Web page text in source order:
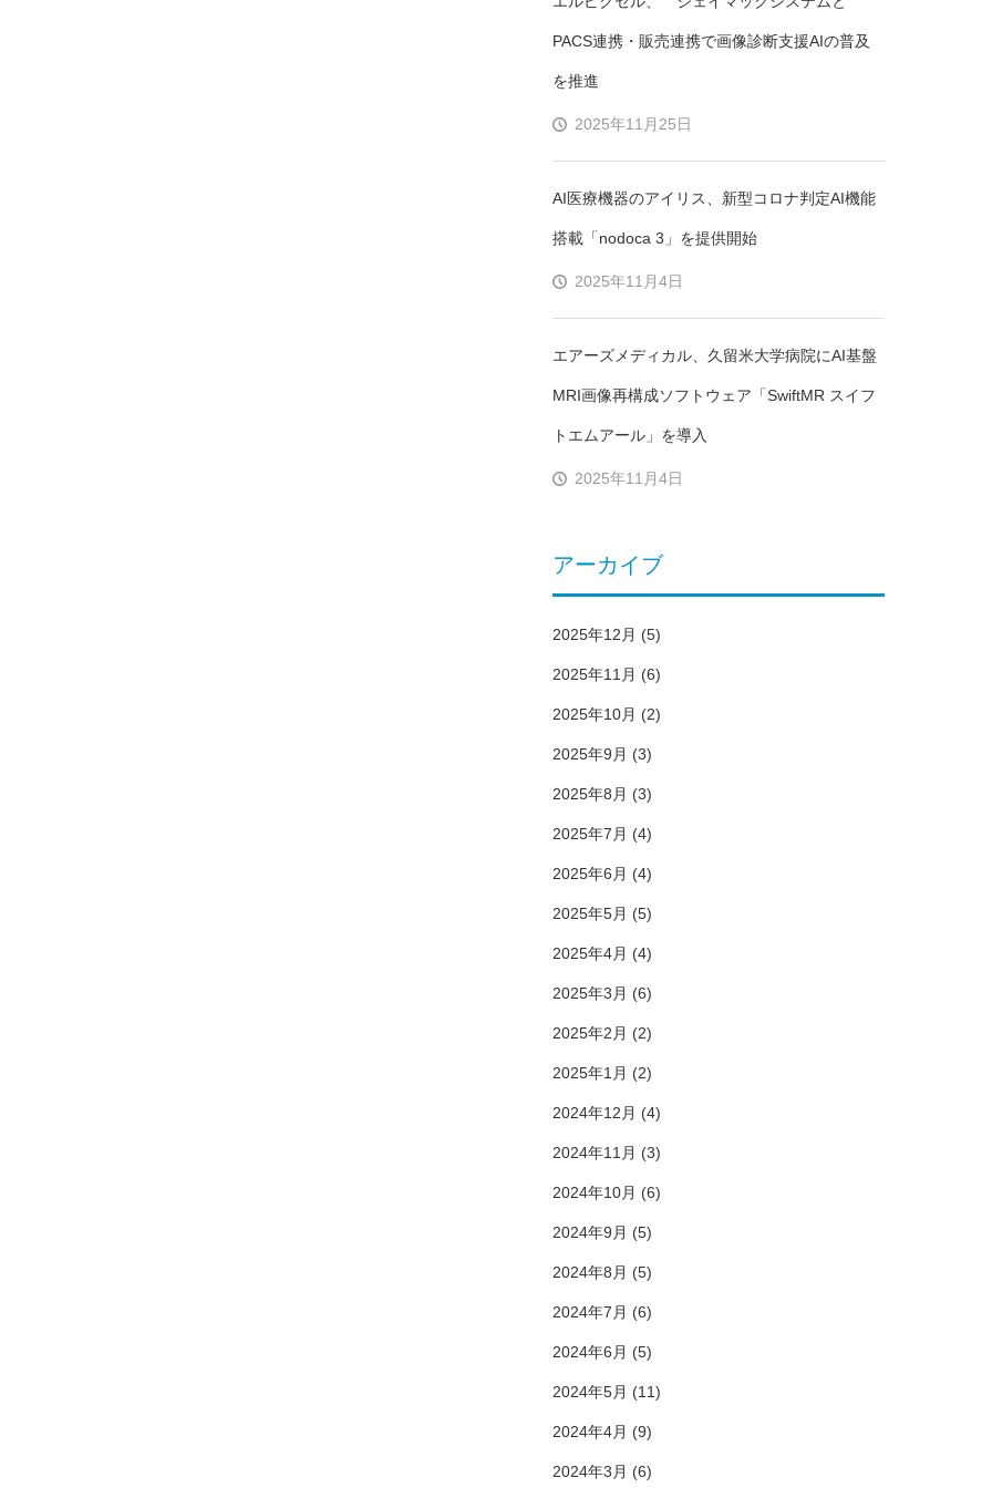
PACS連携・販売連携で画像診断支援AIの普及
を推進
2025年11月25日
AI医療機器のアイリス、新型コロナ判定AI機能
搭載「nodoca 3」を提供開始
2025年11月4日
エアーズメディカル、久留米大学病院にAI基盤
MRI画像再構成ソフトウェア「SwiftMR スイフ
トエムアール」を導入
2025年11月4日
アーカイブ
2025年12月 (5)
2025年11月 (6)
2025年10月 (2)
2025年9月 (3)
2025年8月 (3)
2025年7月 (4)
2025年6月 (4)
2025年5月 (5)
2025年4月 (4)
2025年3月 (6)
2025年2月 (2)
2025年1月 (2)
2024年12月 (4)
2024年11月 (3)
2024年10月 (6)
2024年9月 (5)
2024年8月 (5)
2024年7月 (6)
2024年6月 (5)
2024年5月 (11)
2024年4月 (9)
2024年3月 (6)